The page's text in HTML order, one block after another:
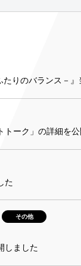
りのバランス－』
トーク」の詳細を
た
その他
しました